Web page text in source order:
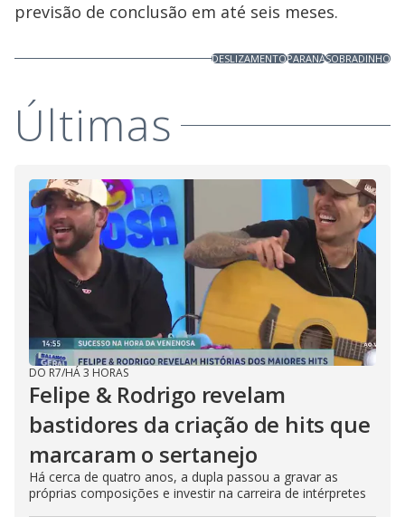
previsão de conclusão em até seis meses.
DESLIZAMENTOPARANÁSOBRADINHO
Últimas
DO R7/HÁ 3 HORAS
Felipe & Rodrigo revelam
bastidores da criação de hits que
marcaram o sertanejo
Há cerca de quatro anos, a dupla passou a gravar as
próprias composições e investir na carreira de intérpretes